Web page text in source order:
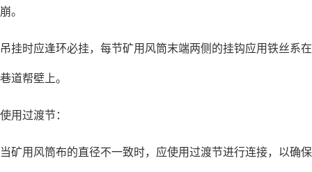
崩。
吊挂时应逢环必挂，每节矿用风筒末端两侧的挂钩应用铁丝系在
巷道帮壁上。
使用过渡节：
当矿用风筒布的直径不一致时，应使用过渡节进行连接，以确保